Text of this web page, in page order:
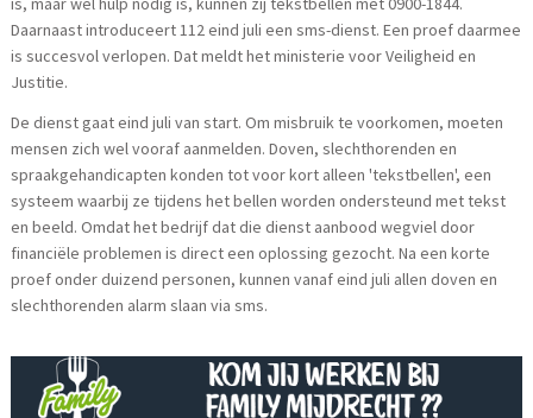
Daarnaast introduceert 112 eind juli een sms-dienst. Een proef daarmee
is succesvol verlopen. Dat meldt het ministerie voor Veiligheid en
Justitie.
De dienst gaat eind juli van start. Om misbruik te voorkomen, moeten
mensen zich wel vooraf aanmelden. Doven, slechthorenden en
spraakgehandicapten konden tot voor kort alleen 'tekstbellen', een
systeem waarbij ze tijdens het bellen worden ondersteund met tekst
en beeld. Omdat het bedrijf dat die dienst aanbood wegviel door
financiële problemen is direct een oplossing gezocht. Na een korte
proef onder duizend personen, kunnen vanaf eind juli allen doven en
slechthorenden alarm slaan via sms.